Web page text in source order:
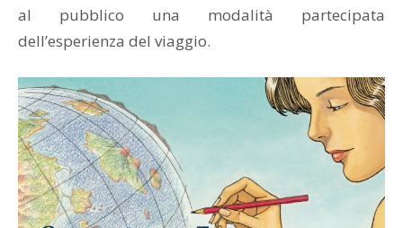
al pubblico una modalità partecipata
dell’esperienza del viaggio.